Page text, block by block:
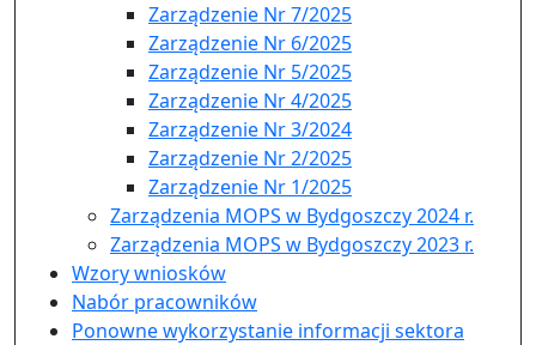
Zarządzenie Nr 7/2025
Zarządzenie Nr 6/2025
Zarządzenie Nr 5/2025
Zarządzenie Nr 4/2025
Zarządzenie Nr 3/2024
Zarządzenie Nr 2/2025
Zarządzenie Nr 1/2025
Zarządzenia MOPS w Bydgoszczy 2024 r.
Zarządzenia MOPS w Bydgoszczy 2023 r.
Wzory wniosków
Nabór pracowników
Ponowne wykorzystanie informacji sektora